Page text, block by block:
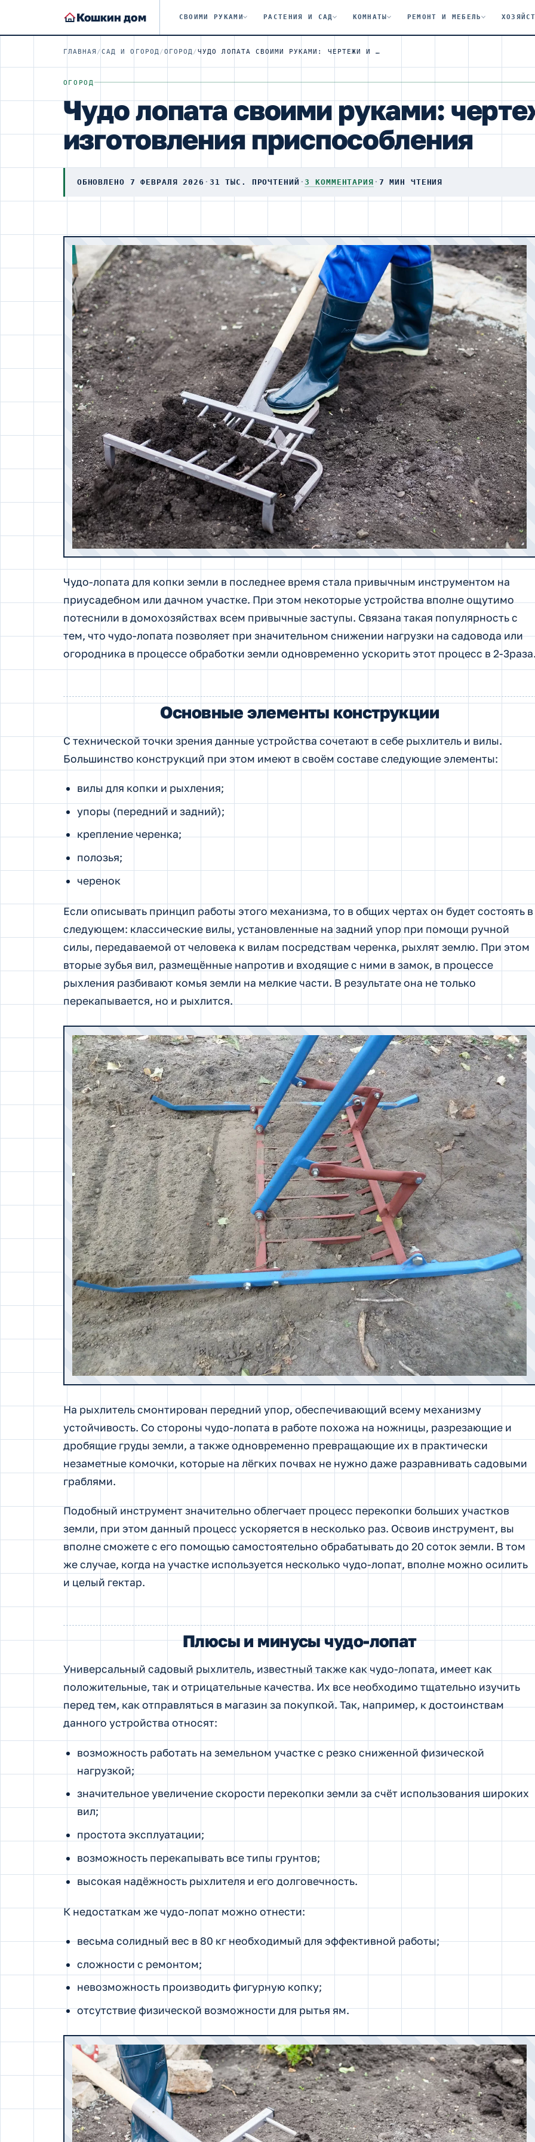
Кошкин дом СВОИМИ РУКАМИ РАСТЕНИЯ И САД КОМНАТЫ РЕМОНТ И МЕБЕЛЬ
ГЛАВНАЯ /САД И ОГОРОД /ОГОРОД / ЧУДО ЛОПАТА СВОИМИ РУКАМИ: ЧЕРТЕЖИ И ВИДЕО ИЗГОТОВЛЕНИЯ ПРИСПОСОБЛЕНИЯ
ОГОРОД
Чудо лопата своими руками:
изготовления приспособления
ОБНОВЛЕНО 7 ФЕВРАЛЯ 2026 · 31 ТЫС. ПРОЧТЕНИЙ ·3 КОММЕНТАРИЯ · 7 МИН ЧТЕНИЯ
Чудо-лопата для копки земли в последнее время стала привычным инструментом на
приусадебном или дачном участке. При этом некоторые устройства вполне ощутимо
потеснили в домохозяйствах всем привычные заступы. Связана такая популярность с
тем, что чудо-лопата позволяет при значительном снижении нагрузки на садовода или
огородника в процессе обработки земли одновременно ускорить этот процесс в 2-
Основные элементы конструкции
С технической точки зрения данные устройства сочетают в себе рыхлитель и вилы.
Большинство конструкций при этом имеют в своём составе следующие элементы:
вилы для копки и рыхления;
упоры (передний и задний);
крепление черенка;
полозья;
черенок
Если описывать принцип работы этого механизма, то в общих чертах он будет состоять в
следующем: классические вилы, установленные на задний упор при помощи ручной
силы, передаваемой от человека к вилам посредствам черенка, рыхлят землю. При этом
вторые зубья вил, размещённые напротив и входящие с ними в замок, в процессе
рыхления разбивают комья земли на мелкие части. В результате она не только
перекапывается, но и рыхлится.
На рыхлитель смонтирован передний упор, обеспечивающий всему механизму
устойчивость. Со стороны чудо-лопата в работе похожа на ножницы, разрезающие и
дробящие груды земли, а также одновременно превращающие их в практически
незаметные комочки, которые на лёгких почвах не нужно даже разравнивать садовыми
граблями.
Подобный инструмент значительно облегчает процесс перекопки больших участков
земли, при этом данный процесс ускоряется в несколько раз. Освоив инструмент, вы
вполне сможете с его помощью самостоятельно обрабатывать до 20 соток земли. В том
же случае, когда на участке используется несколько чудо-лопат, вполне можно осилить
и целый гектар.
Плюсы и минусы чудо-лопат
Универсальный садовый рыхлитель, известный также как чудо-лопата, имеет как
положительные, так и отрицательные качества. Их все необходимо тщательно изучить
перед тем, как отправляться в магазин за покупкой. Так, например, к достоинствам
данного устройства относят:
возможность работать на земельном участке с резко сниженной физической
нагрузкой;
значительное увеличение скорости перекопки земли за счёт использования широких
вил;
простота эксплуатации;
возможность перекапывать все типы грунтов;
высокая надёжность рыхлителя и его долговечность.
К недостаткам же чудо-лопат можно отнести:
весьма солидный вес в 80 кг необходимый для эффективной работы;
сложности с ремонтом;
невозможность производить фигурную копку;
отсутствие физической возможности для рытья ям.